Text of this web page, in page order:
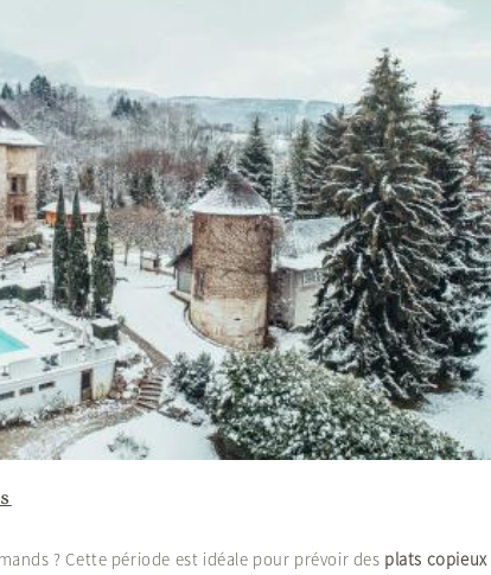
? Cette période est idéale pour prévoir des plats copieux